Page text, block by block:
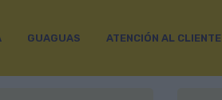
GUAGUAS ATENCIÓN AL CLIENTE